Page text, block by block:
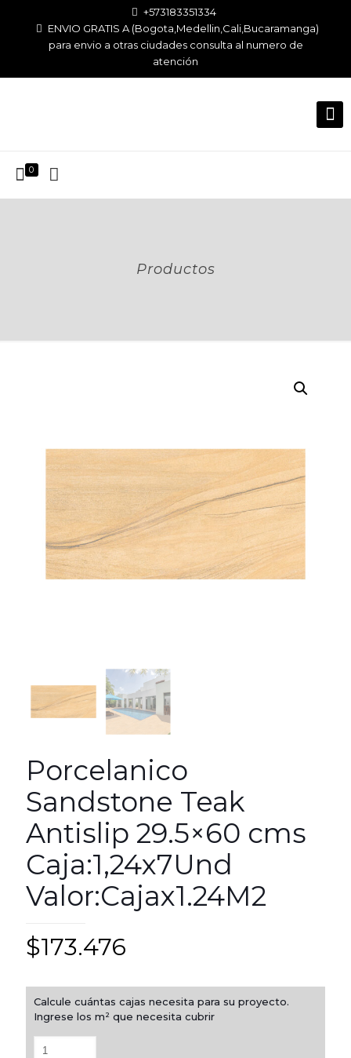
+573183351334
ENVIO GRATIS A (Bogota,Medellin,Cali,Bucaramanga)
para envio a otras ciudades consulta al numero de
atención
0
Productos
Porcelanico
Sandstone Teak
Antislip 29.5×60 cms
Caja:1,24x7Und
Valor:Cajax1.24M2
$173.476
Calcule cuántas cajas necesita para su proyecto.
Ingrese los m² que necesita cubrir